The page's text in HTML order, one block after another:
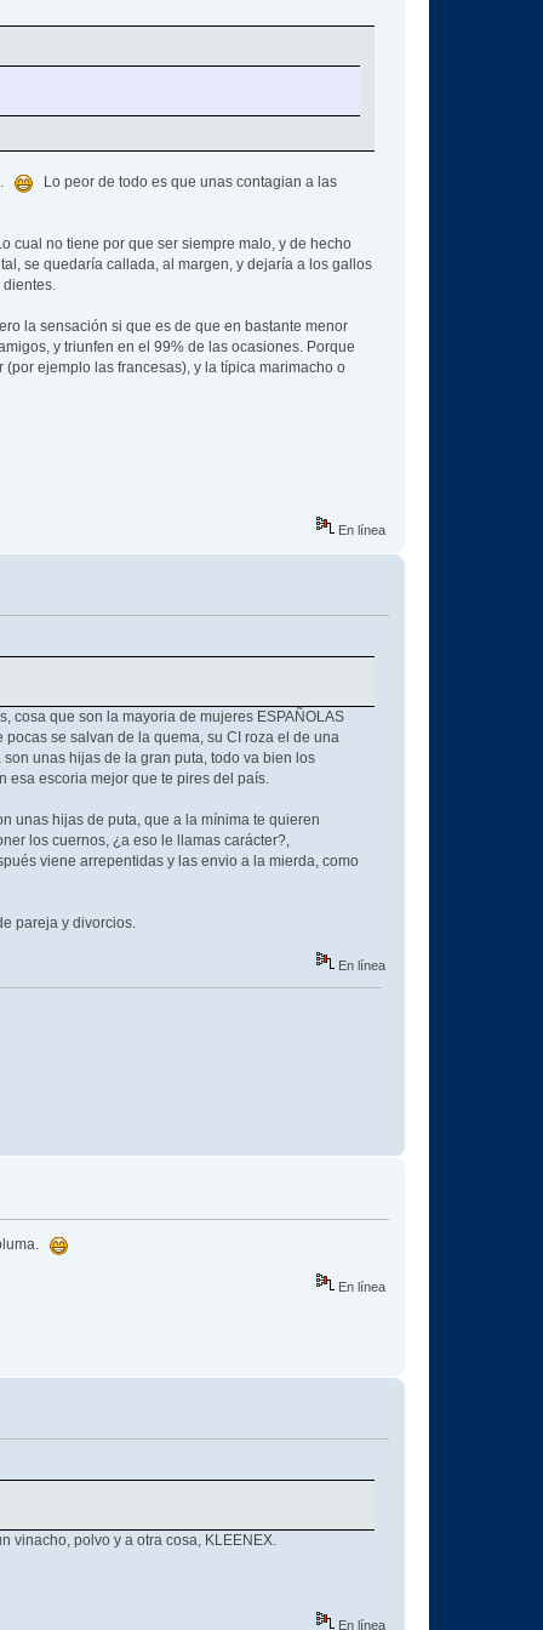
Lo peor de todo es que unas contagian a las
cual no tiene por que ser siempre malo, y de hecho
se quedaría callada, al margen, y dejaría a los gallos
dientes.
la sensación si que es de que en bastante menor
y triunfen en el 99% de las ocasiones. Porque
ejemplo las francesas), y la típica marimacho o
En línea
cosa que son la mayoria de mujeres ESPAÑOLAS
se salvan de la quema, su CI roza el de una
unas hijas de la gran puta, todo va bien los
esa escoria mejor que te pires del país.
unas hijas de puta, que a la mínima te quieren
los cuernos, ¿a eso le llamas carácter?,
viene arrepentidas y las envio a la mierda, como
pareja y divorcios.
En línea
En línea
vinacho, polvo y a otra cosa, KLEENEX.
En línea